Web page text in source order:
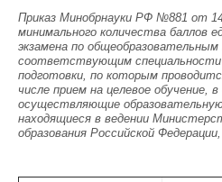
Приказ Минобрнауки РФ №881 от
минимального количества баллов
экзамена по
соответствующим специальности
подготовки, по которым
числе прием на целевое обучение, в
осуществляющие
находящиеся в ведении
образования Российской